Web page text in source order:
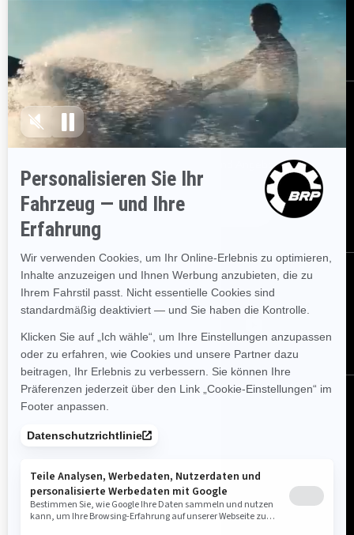
Händler werden
BRP Experiences
BESTELLEN
Melden Sie sich für unsere E-Mails an.Erhalten Sie die neuesten
Nachrichten, Veranstaltungen und Angebote.
ABONNIEREN
FOLGEN SIE UNS